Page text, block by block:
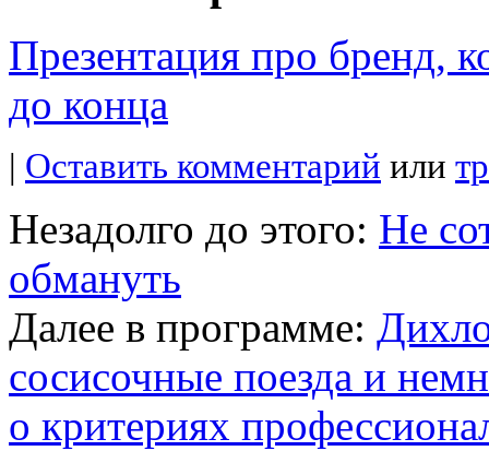
Презентация про бренд,
до конца
| Оставить комментарий или
Незадолго до этого: Не
обмануть
Далее в программе:
сосисочные поезда и
о критериях